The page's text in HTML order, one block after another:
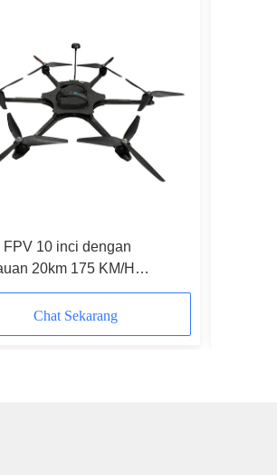
FPV 10 inci dengan
20km 175 KM/H
dan muatan 20kg untuk
pandangan orang pertama
Chat Sekarang